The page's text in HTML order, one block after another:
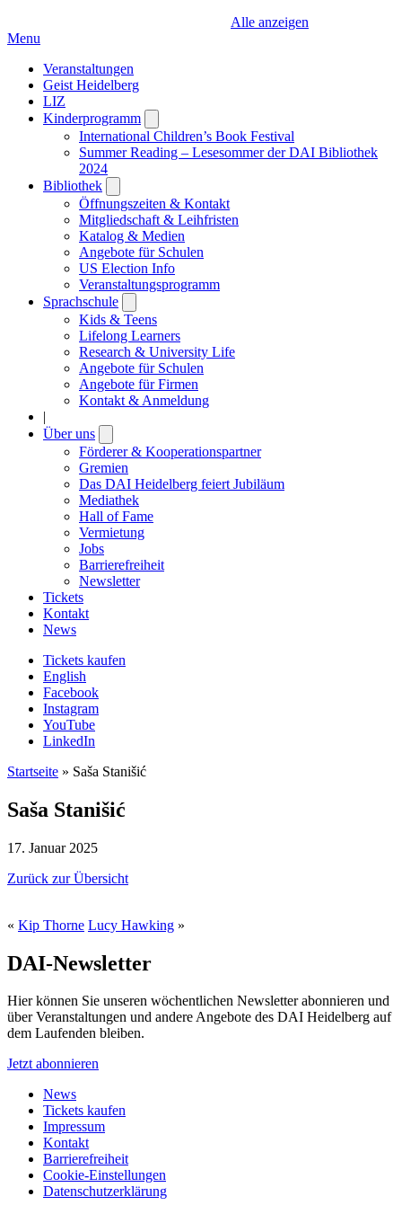
Alle anzeigen
Menu
Veranstaltungen
Geist Heidelberg
LIZ
Kinderprogramm
submenu
International Children’s Book Festival
Summer Reading – Lesesommer der DAI Bibliothek
2024
Bibliothek
submenu
Öffnungszeiten & Kontakt
Mitgliedschaft & Leihfristen
Katalog & Medien
Angebote für Schulen
US Election Info
Veranstaltungsprogramm
Sprachschule
submenu
Kids & Teens
Lifelong Learners
Research & University Life
Angebote für Schulen
Angebote für Firmen
Kontakt & Anmeldung
|
Über uns
submenu
Förderer & Kooperationspartner
Gremien
Das DAI Heidelberg feiert Jubiläum
Mediathek
Hall of Fame
Vermietung
Jobs
Barrierefreiheit
Newsletter
Tickets
Kontakt
News
Tickets kaufen
English
Facebook
Instagram
YouTube
LinkedIn
Startseite » Saša Stanišić
Saša Stanišić
17. Januar 2025
Zurück zur Übersicht
« Kip Thorne Lucy Hawking »
DAI-Newsletter
Hier können Sie unseren wöchentlichen Newsletter abonnieren und
über Veranstaltungen und andere Angebote des DAI Heidelberg auf
dem Laufenden bleiben.
Jetzt abonnieren
News
Tickets kaufen
Impressum
Kontakt
Barrierefreiheit
Cookie-Einstellungen
Datenschutzerklärung